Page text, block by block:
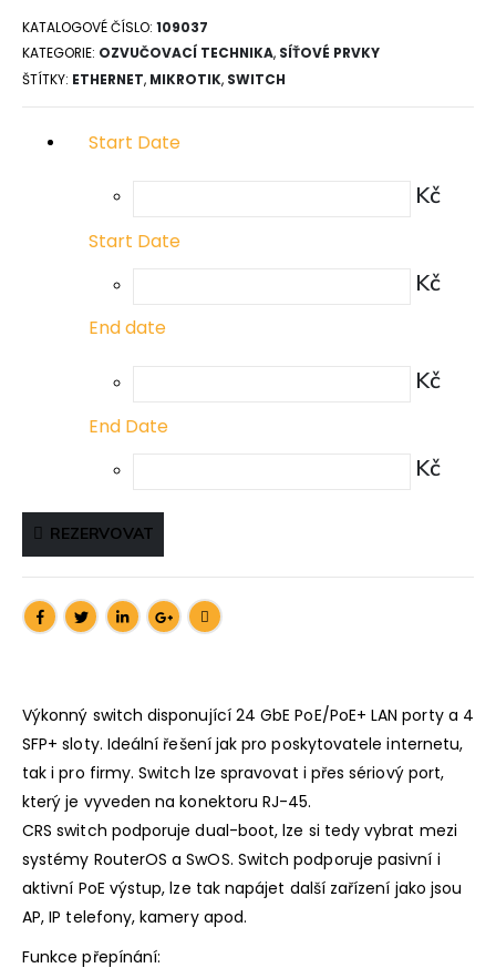
KATALOGOVÉ ČÍSLO: 109037
KATEGORIE: OZVUČOVACÍ TECHNIKA, SÍŤOVÉ PRVKY
ŠTÍTKY: ETHERNET, MIKROTIK, SWITCH
Start Date
Kč
Start Date
Kč
End date
Kč
End Date
Kč
REZERVOVAT
Výkonný switch disponující 24 GbE PoE/PoE+ LAN porty a 4
SFP+ sloty. Ideální řešení jak pro poskytovatele internetu,
tak i pro firmy. Switch lze spravovat i přes sériový port,
který je vyveden na konektoru RJ-45.
CRS switch podporuje dual-boot, lze si tedy vybrat mezi
systémy RouterOS a SwOS. Switch podporuje pasivní i
aktivní PoE výstup, lze tak napájet další zařízení jako jsou
AP, IP telefony, kamery apod.
Funkce přepínání: